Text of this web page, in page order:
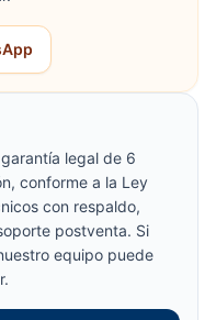
legal de 6
conforme a la Ley
con respaldo,
postventa. Si
equipo puede